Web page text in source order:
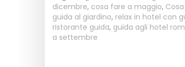
dicembre, cosa fare a maggio,
guida al giardino, relax in hotel con
ristorante guida, guida agli hotel
a settembre